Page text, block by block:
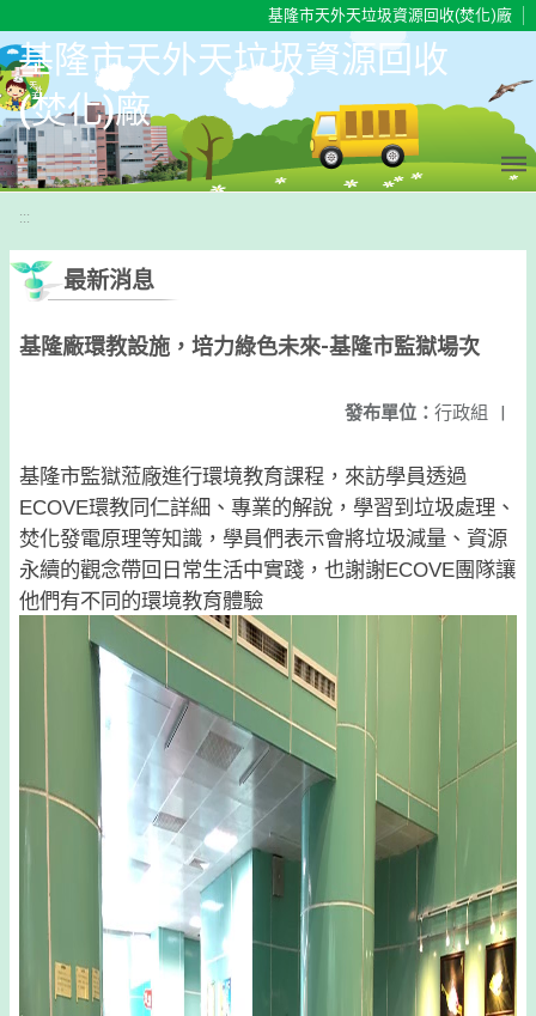
基隆市天外天垃圾資源回收(焚化)廠
基隆市天外天垃圾資源回收
(焚化)廠
:::
最新消息
基隆廠環教設施，培力綠色未來-基隆市監獄場次
發布單位： 行政組 |
基隆市監獄蒞廠進行環境教育課程，來訪學員透過
ECOVE環教同仁詳細、專業的解說，學習到垃圾處理、
焚化發電原理等知識，學員們表示會將垃圾減量、資源
永續的觀念帶回日常生活中實踐，也謝謝ECOVE團隊讓
他們有不同的環境教育體驗